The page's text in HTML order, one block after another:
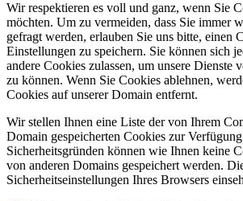
Wir respektieren es voll und ganz, wenn Sie
möchten. Um zu vermeiden, dass Sie immer
gefragt werden, erlauben Sie uns bitte, einen
Einstellungen zu speichern. Sie können sich
andere Cookies zulassen, um unsere Dienste
zu können. Wenn Sie Cookies ablehnen,
Cookies auf unserer Domain entfernt.
Wir stellen Ihnen eine Liste der von Ihrem
Domain gespeicherten Cookies zur
Sicherheitsgründen können wie Ihnen keine
von anderen Domains gespeichert werden.
Sicherheitseinstellungen Ihres Browsers